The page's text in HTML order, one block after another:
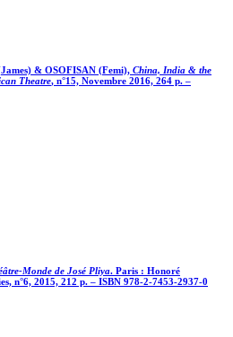
& OSOFISAN (Femi), China, India & the
Theatre, n°15, Novembre 2016, 264 p. –
Monde de José Pliya. Paris : Honoré
n°6, 2015, 212 p. – ISBN 978-2-7453-2937-0